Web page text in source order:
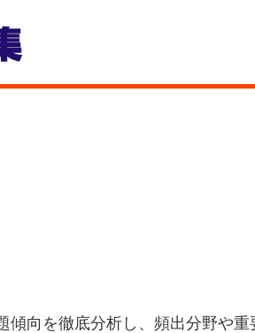
傾向を徹底分析 し、頻出分野や